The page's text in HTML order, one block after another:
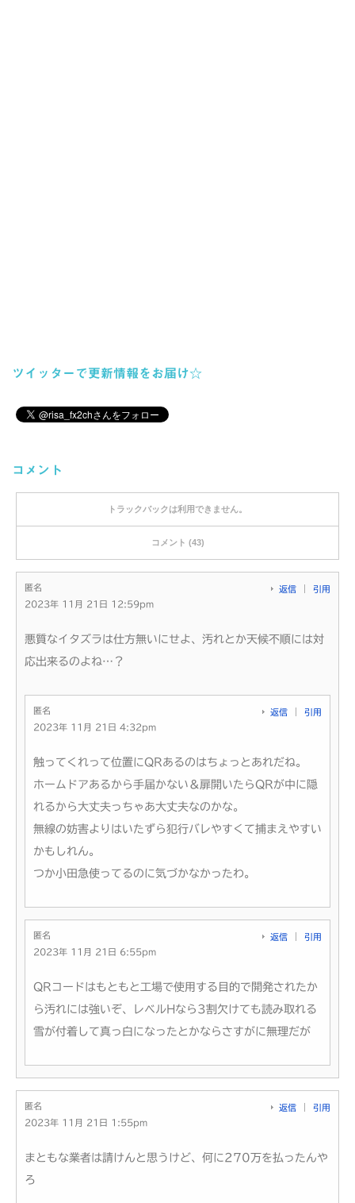
ツイッターで更新情報をお届け☆
コメント
トラックバックは利用できません。
コメント (43)
匿名
2023年 11月 21日 12:59pm
返信 引用
悪質なイタズラは仕方無いにせよ、汚れとか天候不順には対
応出来るのよね…？
匿名
2023年 11月 21日 4:32pm
返信 引用
触ってくれって位置にQRあるのはちょっとあれだね。
ホームドアあるから手届かない＆扉開いたらQRが中に隠
れるから大丈夫っちゃあ大丈夫なのかな。
無線の妨害よりはいたずら犯行バレやすくて捕まえやすい
かもしれん。
つか小田急使ってるのに気づかなかったわ。
匿名
2023年 11月 21日 6:55pm
返信 引用
QRコードはもともと工場で使用する目的で開発されたか
ら汚れには強いぞ、レベルHなら3割欠けても読み取れる
雪が付着して真っ白になったとかならさすがに無理だが
匿名
2023年 11月 21日 1:55pm
返信 引用
まともな業者は請けんと思うけど、何に270万を払ったんや
ろ